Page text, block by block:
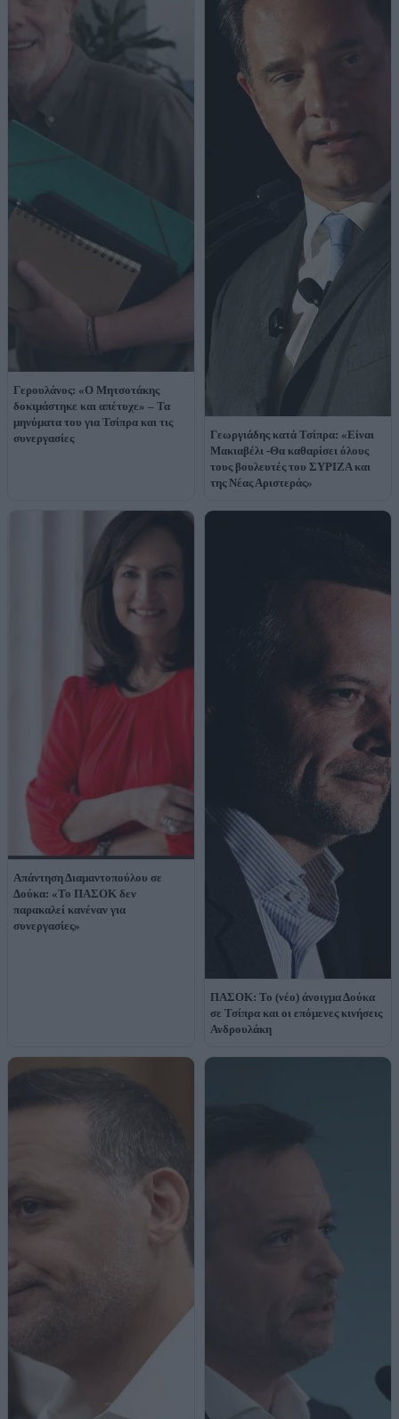
Γερουλάνος: «Ο Μητσοτάκης
δοκιμάστηκε και απέτυχε» – Τα
μηνύματα του για Τσίπρα και τις
συνεργασίες
Γεωργιάδης κατά Τσίπρα: «Είναι
Μακιαβέλι -Θα καθαρίσει όλους
τους βουλευτές του ΣΥΡΙΖΑ και
της Νέας Αριστεράς»
Απάντηση Διαμαντοπούλου σε
Δούκα: «Το ΠΑΣΟΚ δεν
παρακαλεί κανέναν για
συνεργασίες»
ΠΑΣΟΚ: Το (νέο) άνοιγμα Δούκα
σε Τσίπρα και οι επόμενες κινήσεις
Ανδρουλάκη